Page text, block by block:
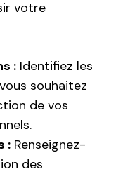
votre
: Identifiez les
souhaitez
de vos
: Renseignez-
des